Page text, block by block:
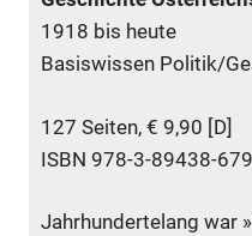
1918 bis heute
Basiswissen Politik/
127 Seiten, € 9,90 [D]
ISBN 978-3-89438-
Jahrhundertelang war